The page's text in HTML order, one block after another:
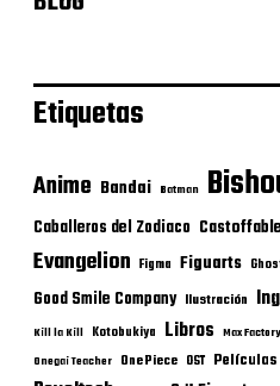
Etiquetas
Anime Bandai Batman
Caballeros del Zodiaco Castoffable
Evangelion Figma Figuarts
Good Smile Company Ilustración
Kill la Kill Kotobukiya Libros Max Factory
Onegai Teacher One Piece OST Películas